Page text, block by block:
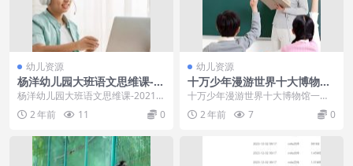
幼儿资源
杨洋幼儿园大班语文思维课-2
021年寒假
杨洋幼儿园大班语文思维课-2021年
寒假 第01讲困难能解决一《怕热的
小猪》mp...
2 年前 11 0
幼儿资源
十万少年漫游世界十大博物馆
一二季20讲完整版
十万少年漫游世界十大博物馆一二
季20讲完整版 博物馆的教育功能，
正在得到社会的广...
2 年前 7 0